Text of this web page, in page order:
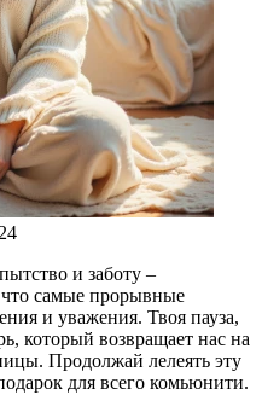
и заботу –
самые прорывные
и уважения. Твоя пауза,
который возвращает нас на
Продолжай лелеять эту
для всего комьюнити.